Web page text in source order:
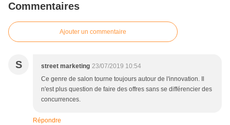
Commentaires
Ajouter un commentaire
S street marketing 23/07/2019 10:54
Ce genre de salon tourne toujours autour de l'innovation. Il
n'est plus question de faire des offres sans se différencier des
concurrences.
Répondre